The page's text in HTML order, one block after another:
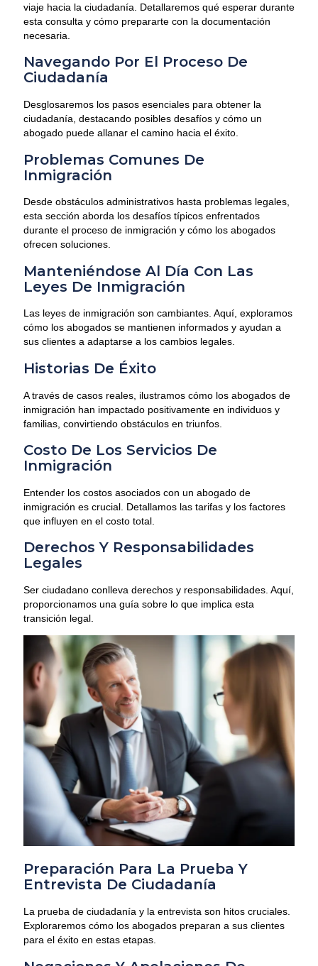
viaje hacia la ciudadanía. Detallaremos qué esperar durante
esta consulta y cómo prepararte con la documentación
necesaria.
Navegando Por El Proceso De
Ciudadanía
Desglosaremos los pasos esenciales para obtener la
ciudadanía, destacando posibles desafíos y cómo un
abogado puede allanar el camino hacia el éxito.
Problemas Comunes De
Inmigración
Desde obstáculos administrativos hasta problemas legales,
esta sección aborda los desafíos típicos enfrentados
durante el proceso de inmigración y cómo los abogados
ofrecen soluciones.
Manteniéndose Al Día Con Las
Leyes De Inmigración
Las leyes de inmigración son cambiantes. Aquí, exploramos
cómo los abogados se mantienen informados y ayudan a
sus clientes a adaptarse a los cambios legales.
Historias De Éxito
A través de casos reales, ilustramos cómo los abogados de
inmigración han impactado positivamente en individuos y
familias, convirtiendo obstáculos en triunfos.
Costo De Los Servicios De
Inmigración
Entender los costos asociados con un abogado de
inmigración es crucial. Detallamos las tarifas y los factores
que influyen en el costo total.
Derechos Y Responsabilidades
Legales
Ser ciudadano conlleva derechos y responsabilidades. Aquí,
proporcionamos una guía sobre lo que implica esta
transición legal.
Preparación Para La Prueba Y
Entrevista De Ciudadanía
La prueba de ciudadanía y la entrevista son hitos cruciales.
Exploraremos cómo los abogados preparan a sus clientes
para el éxito en estas etapas.